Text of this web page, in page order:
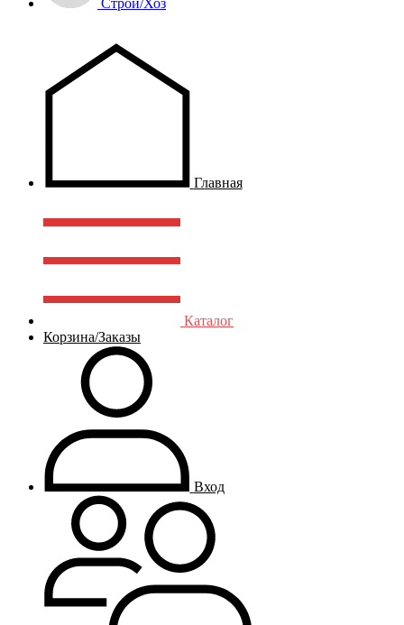
Строй/Хоз
Главная
Каталог
Корзина/Заказы
Вход